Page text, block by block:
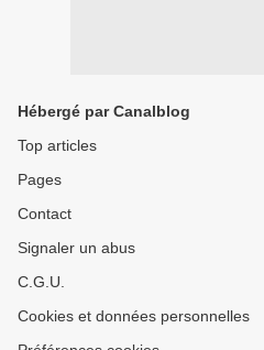
Hébergé par Canalblog
Top articles
Pages
Contact
Signaler un abus
C.G.U.
Cookies et données personnelles